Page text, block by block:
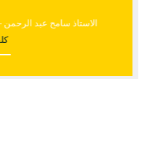
عميل